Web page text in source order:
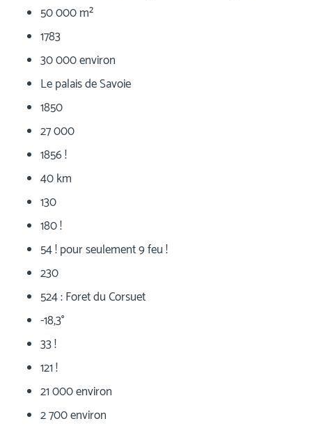
50 000 m²
1783
30 000 environ
Le palais de Savoie
1850
27 000
1856 !
40 km
130
180 !
54 ! pour seulement 9 feu !
230
524 : Foret du Corsuet
-18,3°
33 !
121 !
21 000 environ
2 700 environ